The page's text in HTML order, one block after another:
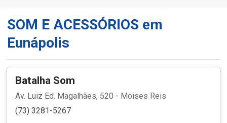
SOM E ACESSÓRIOS em
Eunápolis
Batalha Som
Av. Luiz Ed. Magalhães, 520 - Moises Reis
(73) 3281-5267